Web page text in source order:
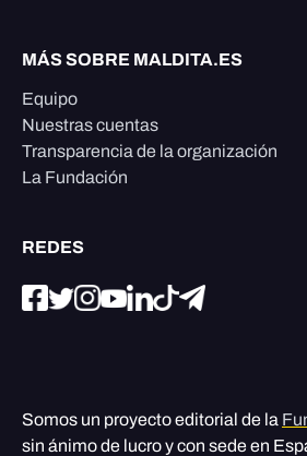
MÁS SOBRE MALDITA.ES
Equipo
Nuestras cuentas
Transparencia de la organización
La Fundación
REDES
Somos un proyecto editorial de la
sin ánimo de lucro y con sede en